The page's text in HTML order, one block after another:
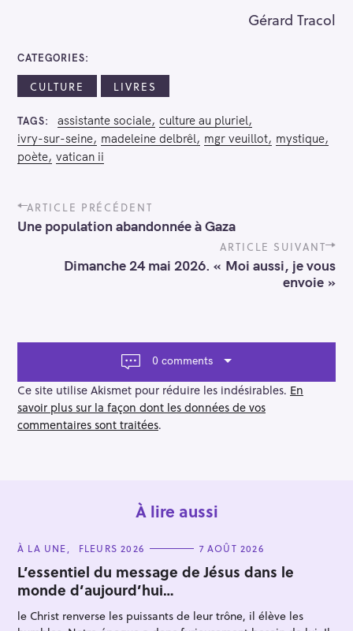
Gérard Tracol
CATEGORIES
CULTURE LIVRES
TAGS assistante sociale culture au pluriel
ivry-sur-seine madeleine delbrêl mgr veuillot mystique
poète vatican ii
P
o
s
a
o
n
ARTICLE PRÉCÉDENT
Une population abandonnée à Gaza
ARTICLE SUIVANT
Dimanche 24 mai 2026. « Moi aussi, je vous
envoie »
0 comments
Ce site utilise Akismet pour réduire les indésirables. En
savoir plus sur la façon dont les données de vos
commentaires sont traitées.
À lire aussi
C
T
E
G
O
R
I
À LA UNE FLEURS 2026 7 AOÛT 2026
L’essentiel du message de Jésus dans le
monde d’aujourd’hui…
le Christ renverse les puissants de leur trône, il élève les